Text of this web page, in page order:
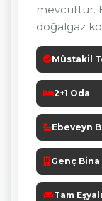
mevcuttur.
doğalgaz
Müstakil
2+1 Oda
Ebeveyn
Genç Bina
Tam Eşyalı